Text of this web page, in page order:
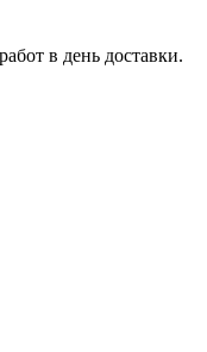
в день доставки.